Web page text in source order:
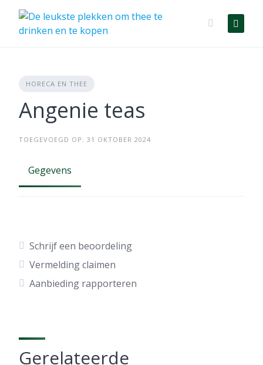
content
HORECA EN THEE
Angenie teas
TOEGEVOEGD OP: 31 OKTOBER 2024
Gegevens
Schrijf een beoordeling
Vermelding claimen
Aanbieding rapporteren
Gerelateerde